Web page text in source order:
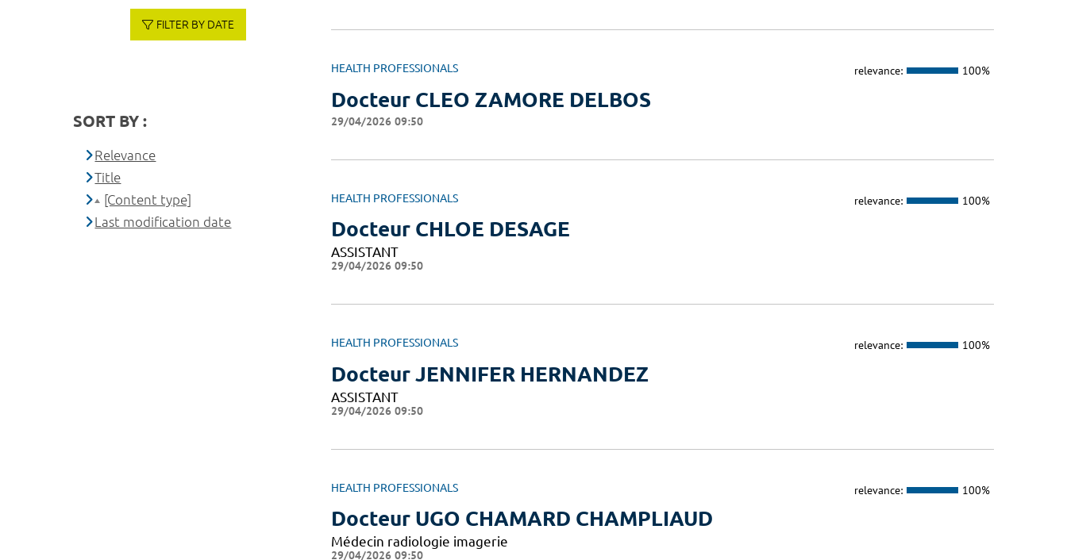
HEALTH PROFESSIONALS relevance: 100%
Docteur CLEO ZAMORE DELBOS
29/04/2026 09:50
HEALTH PROFESSIONALS relevance: 100%
Docteur CHLOE DESAGE
ASSISTANT
29/04/2026 09:50
HEALTH PROFESSIONALS relevance: 100%
Docteur JENNIFER HERNANDEZ
ASSISTANT
29/04/2026 09:50
HEALTH PROFESSIONALS relevance: 100%
Docteur UGO CHAMARD CHAMPLIAUD
Médecin radiologie imagerie
29/04/2026 09:50
FILTER BY DATE
SORT BY :
Relevance
Title
[Content type]
Last modification date